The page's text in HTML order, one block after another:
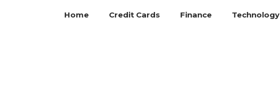
Home Credit Cards Finance Technology